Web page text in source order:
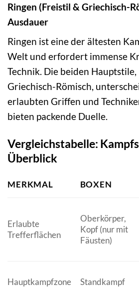
Ringen (Freistil & Griechisch-
Ausdauer
Ringen ist eine der ältesten
Welt und erfordert immense
Technik. Die beiden
Griechisch-Römisch,
erlaubten Griffen und
bieten packende Duelle.
Vergleichstabelle:
Überblick
MERKMAL BOXEN
Erlaubte
Trefferflächen
Oberkörper,
Kopf (nur mit
Fäusten)
Hauptkampfzone Standkampf